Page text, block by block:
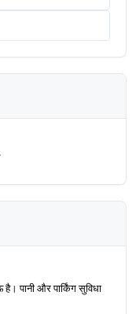
पानी और पार्किंग सुविधा